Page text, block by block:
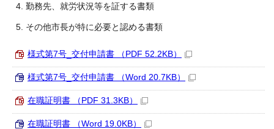
勤務先、就労状況等を証する書類
その他市長が特に必要と認める書類
様式第7号_交付申請書 （PDF 52.2KB）
様式第7号_交付申請書 （Word 20.7KB）
在職証明書 （PDF 31.3KB）
在職証明書 （Word 19.0KB）